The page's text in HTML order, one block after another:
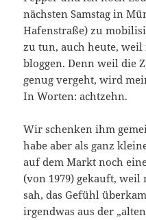
nächsten Samstag in
Hafenstraße) zu
zu tun, auch heute, weil
bloggen. Denn weil die
genug vergeht, wird
In Worten: achtzehn.
Wir schenken ihm
habe aber als ganz
auf dem Markt noch
(von 1979) gekauft,
sah, das Gefühl
irgendwas aus der